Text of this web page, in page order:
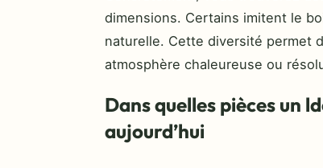
dimensions. Certains imitent le
naturelle. Cette diversité permet
atmosphère chaleureuse ou
Dans quelles pièces un
aujourd’hui